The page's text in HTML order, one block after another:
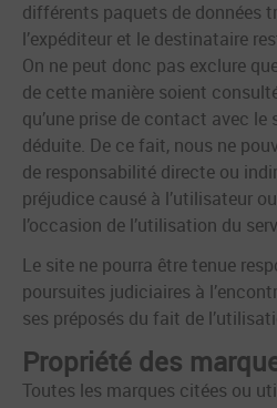
différents paquets de données
l’expéditeur et le destinataire
On ne peut donc pas exclure
de cette manière soient
qu’une prise de contact avec le
déduite. De ce fait, nous ne
de responsabilité directe ou
préjudice causé à l’utilisateur
l’occasion de l’utilisation du
Le site ne pourra être tenue
poursuites judiciaires à
ses préposés du fait de
Propriété des
Toutes les marques citées ou